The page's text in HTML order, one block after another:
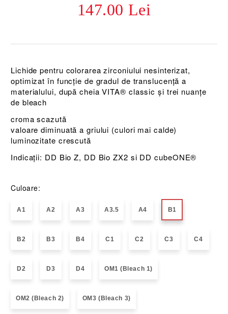
147.00 Lei
Lichide pentru colorarea zirconiului nesinterizat,
optimizat în funcție de gradul de translucență a
materialului, după cheia VITA® classic și trei nuanțe
de bleach
croma scazută
valoare diminuată a griului (culori mai calde)
luminozitate crescută
Indicații: DD Bio Z, DD Bio ZX2 si DD cubeONE®
Culoare:
A1 A2 A3 A3.5 A4 B1
B2 B3 B4 C1 C2 C3 C4
D2 D3 D4 OM1 (Bleach 1)
OM2 (Bleach 2) OM3 (Bleach 3)